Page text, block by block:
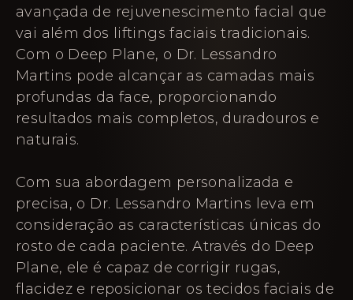
avançada de rejuvenescimento facial que
vai além dos liftings faciais tradicionais.
Com o Deep Plane, o Dr. Lessandro
Martins pode alcançar as camadas mais
profundas da face, proporcionando
resultados mais completos, duradouros e
naturais.
Com sua abordagem personalizada e
precisa, o Dr. Lessandro Martins leva em
consideração as características únicas do
rosto de cada paciente. Através do Deep
Plane, ele é capaz de corrigir rugas,
flacidez e reposicionar os tecidos faciais de